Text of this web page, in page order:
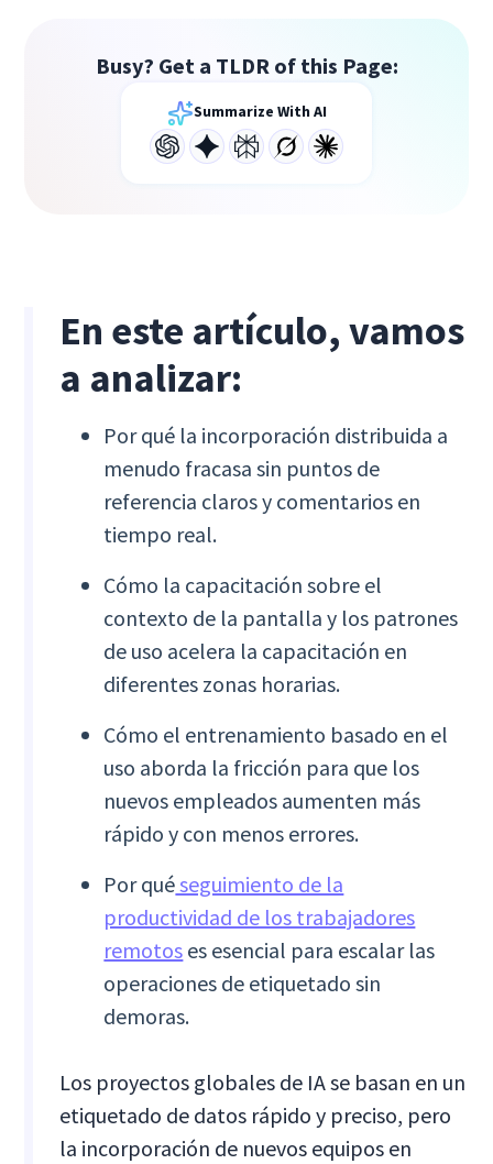
Busy? Get a TLDR of this Page:
Summarize With AI
En este artículo, vamos
a analizar:
Por qué la incorporación distribuida a
menudo fracasa sin puntos de
referencia claros y comentarios en
tiempo real.
Cómo la capacitación sobre el
contexto de la pantalla y los patrones
de uso acelera la capacitación en
diferentes zonas horarias.
Cómo el entrenamiento basado en el
uso aborda la fricción para que los
nuevos empleados aumenten más
rápido y con menos errores.
Por quéseguimiento de la
productividad de los trabajadores
remotos es esencial para escalar las
operaciones de etiquetado sin
demoras.
Los proyectos globales de IA se basan en un
etiquetado de datos rápido y preciso, pero
la incorporación de nuevos equipos en